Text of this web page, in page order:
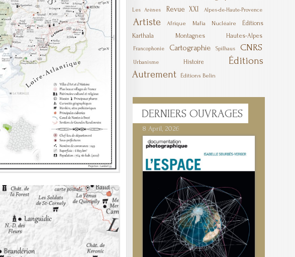
Les Arènes Revue XXI Alpes-de-Haute-Provence
Artiste Afrique Mafia Nucléaire
Éditions
Karthala
Montagnes Hautes-Alpes
Francophonie Cartographie Spilhaus CNRS
Urbanisme Histoire
Éditions
Autrement
Éditions Belin
DERNIERS OUVRAGES
8 April, 2026